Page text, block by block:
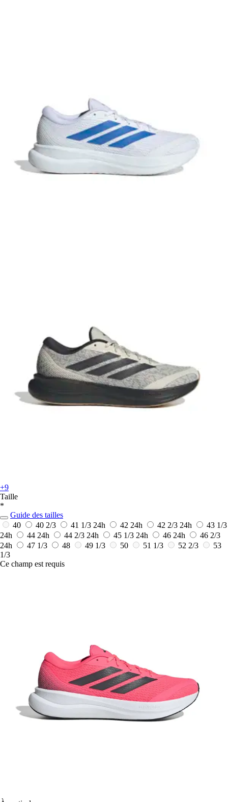
+9
Taille
*
Guide des tailles
40
40 2/3 41 1/3 24h 42 24h 42 2/3 24h
43 1/3
24h
44 24h 44 2/3 24h 45 1/3 24h 46 24h
46 2/3
24h
47 1/3 48 49 1/3 50 51 1/3 52 2/3
53
1/3
Ce champ est requis